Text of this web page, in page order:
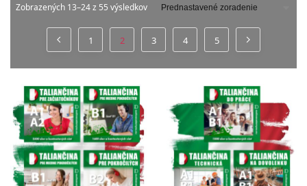
Zobrazených 13–24 z 55 výsledkov
1 2 3 4 5